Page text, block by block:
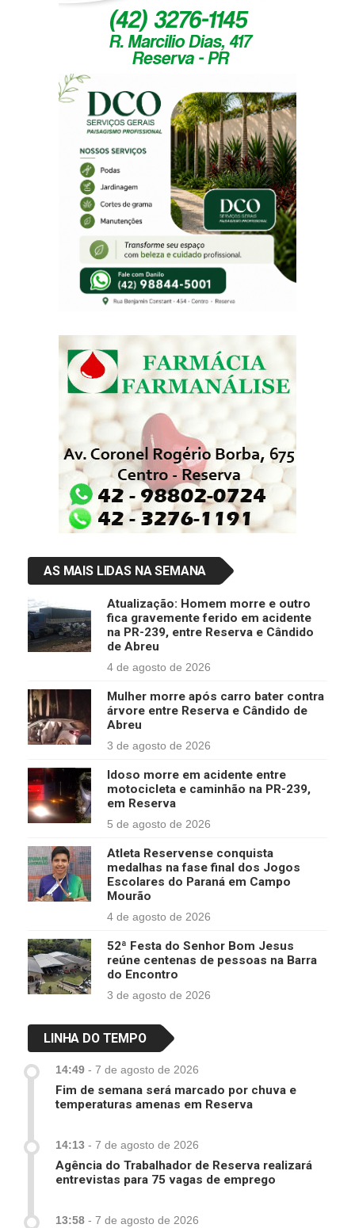
AS MAIS LIDAS NA SEMANA
Atualização: Homem morre e outro
fica gravemente ferido em acidente
na PR-239, entre Reserva e Cândido
de Abreu
4 de agosto de 2026
Mulher morre após carro bater contra
árvore entre Reserva e Cândido de
Abreu
3 de agosto de 2026
Idoso morre em acidente entre
motocicleta e caminhão na PR-239,
em Reserva
5 de agosto de 2026
Atleta Reservense conquista
medalhas na fase final dos Jogos
Escolares do Paraná em Campo
Mourão
4 de agosto de 2026
52ª Festa do Senhor Bom Jesus
reúne centenas de pessoas na Barra
do Encontro
3 de agosto de 2026
LINHA DO TEMPO
14:49 - 7 de agosto de 2026
Fim de semana será marcado por chuva e
temperaturas amenas em Reserva
14:13 - 7 de agosto de 2026
Agência do Trabalhador de Reserva realizará
entrevistas para 75 vagas de emprego
13:58 - 7 de agosto de 2026